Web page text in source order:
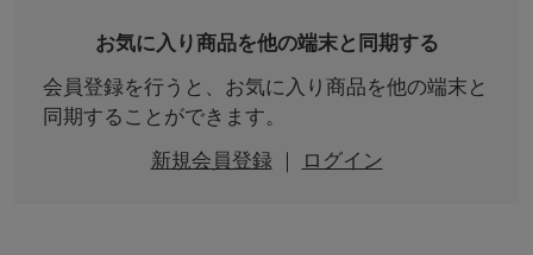
お気に入り商品を他の端末と同期する
会員登録を行うと、お気に入り商品を他の端末と
同期することができます。
新規会員登録｜ ログイン